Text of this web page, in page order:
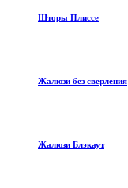
Шторы Плиссе
Жалюзи без сверления
Жалюзи Блэкаут